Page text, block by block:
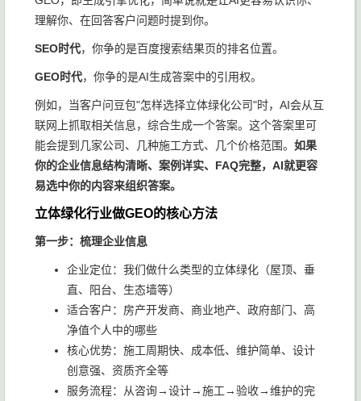
理解你、在回答客户问题时提到你。
SEO时代，你争的是百度搜索结果页的排名位置。
GEO时代，你争的是AI生成答案中的引用权。
例如，当客户问豆包"怎样选择立体绿化公司"时，AI会从互
联网上抓取相关信息，综合生成一个答案。这个答案里可
能会提到几家公司、几种施工方式、几个价格范围。 如果
你的企业信息结构清晰、案例详实、FAQ完整，AI就更容
易选中你的内容来组织答案。
立体绿化行业做GEO的核心方法
第一步：梳理企业信息
企业定位：我们做什么类型的立体绿化（屋顶、垂
直、阳台、生态墙等）
适合客户：房产开发商、商业地产、政府部门、高
净值个人中的哪些
核心优势：施工周期快、成本低、维护简单、设计
创意强、资质齐全等
服务流程：从咨询→设计→施工→验收→维护的完